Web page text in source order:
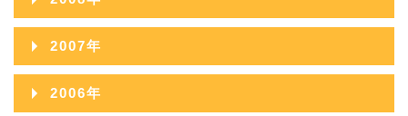
2013年06月
2013年05月
2012年07月
2012年06月
2011年09月
2011年08月
2011年07月
2010年10月
2010年09月
2010年08月
2009年11月
2009年10月
2009年09月
2008年12月
2008年11月
2008年10月
2007年
2007年12月
2006年